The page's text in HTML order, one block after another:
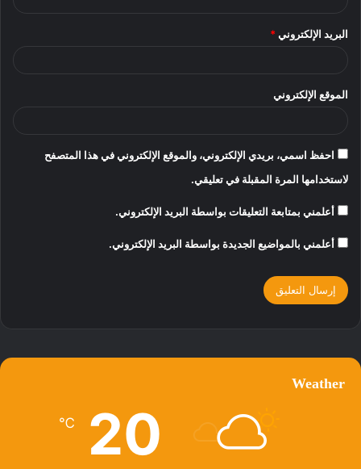
البريد الإلكتروني *
الموقع الإلكتروني
احفظ اسمي، بريدي الإلكتروني، والموقع الإلكتروني في هذا المتصفح
لاستخدامها المرة المقبلة في تعليقي.
أعلمني بمتابعة التعليقات بواسطة البريد الإلكتروني.
أعلمني بالمواضيع الجديدة بواسطة البريد الإلكتروني.
Weather
20
℃